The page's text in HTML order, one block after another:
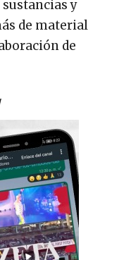
y
de material
de